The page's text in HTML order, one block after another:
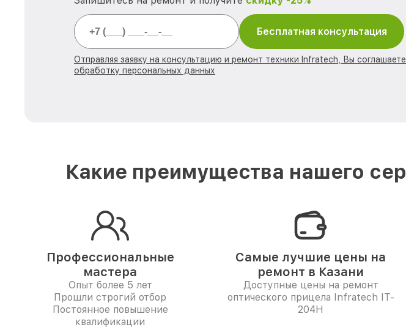
Бесплатная консультация
Отправляя заявку на консультацию и ремонт техники Infratech, Вы
обработку персональных данных
Какие преимущества нашего
Профессиональные
мастера
Опыт более 5 лет
Прошли строгий отбор
Постоянное повышение
квалификации
Самые лучшие цены на
ремонт в Казани
Доступные цены на ремонт
оптического прицела Infratech IT-
204H